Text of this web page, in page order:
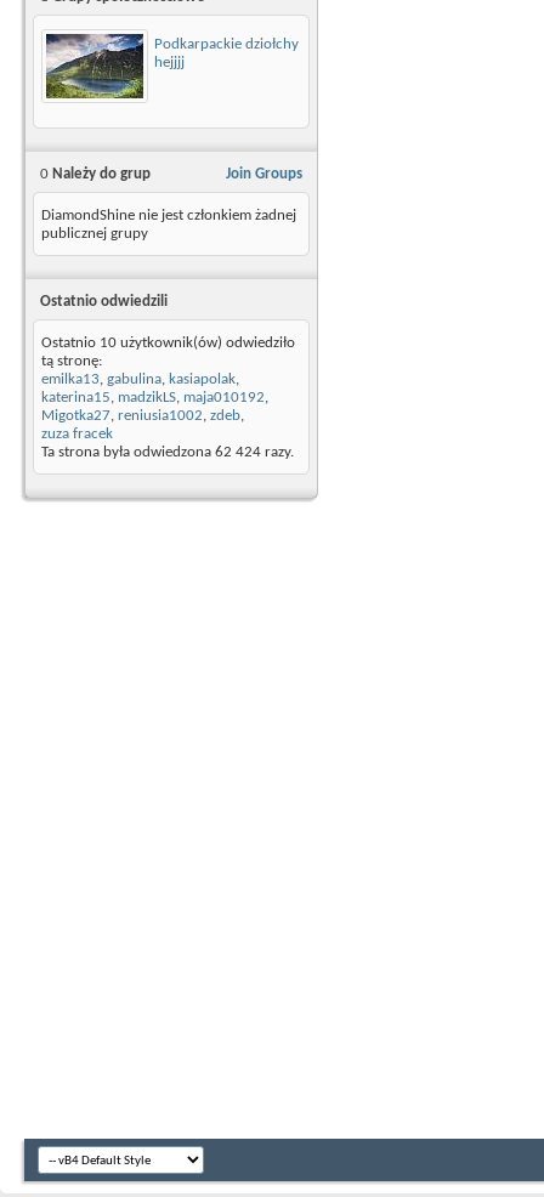
Podkarpackie dziołchy
hejjjj
Join Groups
0 Należy do grup
DiamondShine nie jest członkiem żadnej
publicznej grupy
Ostatnio odwiedzili
Ostatnio 10 użytkownik(ów) odwiedziło
tą stronę:
emilka13, gabulina, kasiapolak,
katerina15, madzikLS, maja010192,
Migotka27, reniusia1002, zdeb,
zuza fracek
Ta strona była odwiedzona 62 424 razy.